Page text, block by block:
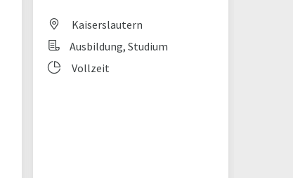
Kaiserslautern
Ausbildung, Studium
Vollzeit